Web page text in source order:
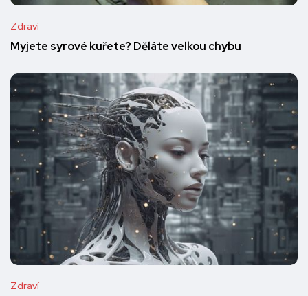
Zdraví
Myjete syrové kuřete? Děláte velkou chybu
Zdraví